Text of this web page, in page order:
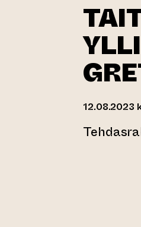
12.08.2023